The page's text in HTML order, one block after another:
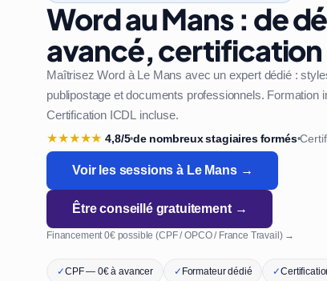
Word au Mans : de
avancé, certification
Maîtrisez Word à Le Mans avec un expert dédié :
publipostage et documents professionnels. Formation
Certification ICDL incluse.
★★★★★ 4,8/5•de nombreux stagiaires formés•
Voir les sessions à Le Mans →
Être conseillé gratuitement →
Financement 0€ possible (CPF / OPCO / France Travail) →
✓CPF — 0€ à avancer ✓Formateur dédié ✓